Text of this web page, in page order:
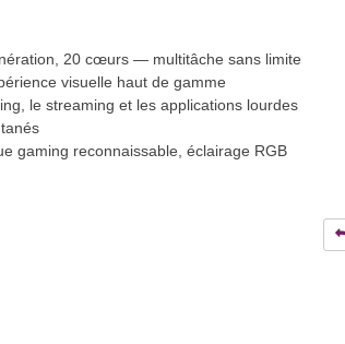
20 cœurs — multitâche sans limite
visuelle haut de gamme
le streaming et les applications lourdes
gaming reconnaissable, éclairage RGB